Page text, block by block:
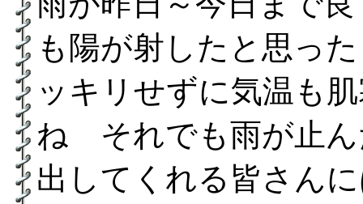
も陽が射したと思っ
ッキリせずに気温も
ね それでも雨が止ん
出してくれる皆さん